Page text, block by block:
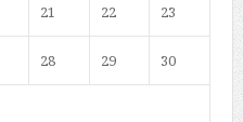
21 22 23
28 29 30